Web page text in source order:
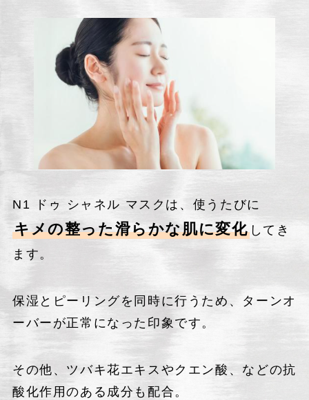
N1 ドゥ シャネル マスクは、使うたびに
キメの整った滑らかな肌に変化してき
ます。
保湿とピーリングを同時に行うため、ターンオ
ーバーが正常になった印象です。
その他、ツバキ花エキスやクエン酸、などの抗
酸化作用のある成分も配合。